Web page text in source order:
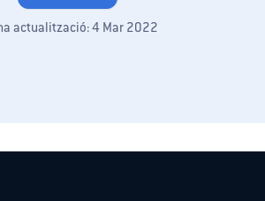
actualització: 4 Mar 2022